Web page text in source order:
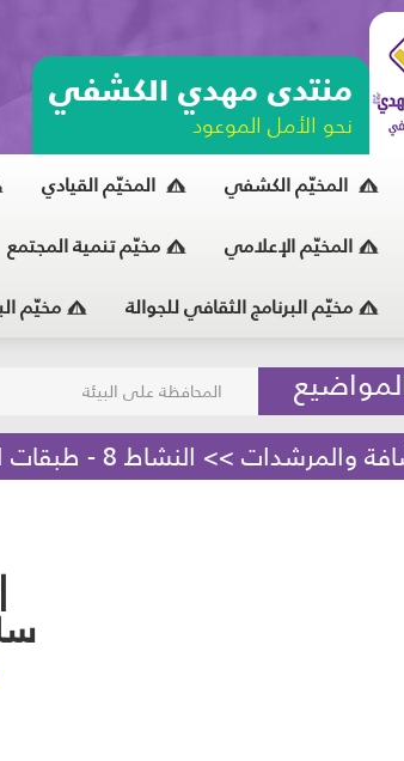
منتدى مهدي الكشفي
نحو الأمل الموعود
المخيّم الكشفي المخيّم القيادي
المخيّم الإعلامي مخيّم تنمية المجتمع
مخيّم البرنامج الثقافي للجوالة مخيّممسابقة الركب الحسينيّ
المحافظة على البيئة
>> النشاط 8 - طبقات الصوت - مرحلة الكشافة والمرشدات